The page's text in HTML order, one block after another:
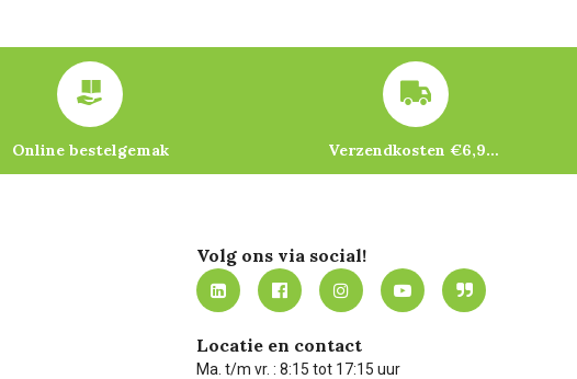
Online bestelgemak Verzendkosten €6,95 – gratis bij je eerste bestelling vanaf €200
Volg ons via social!
Locatie en contact
Ma. t/m vr. : 8:15 tot 17:15 uur